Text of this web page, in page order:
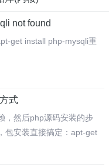
not found
get install php-mysqli重
式
，然后php源码安装的步
包安装直接搞定：apt-get